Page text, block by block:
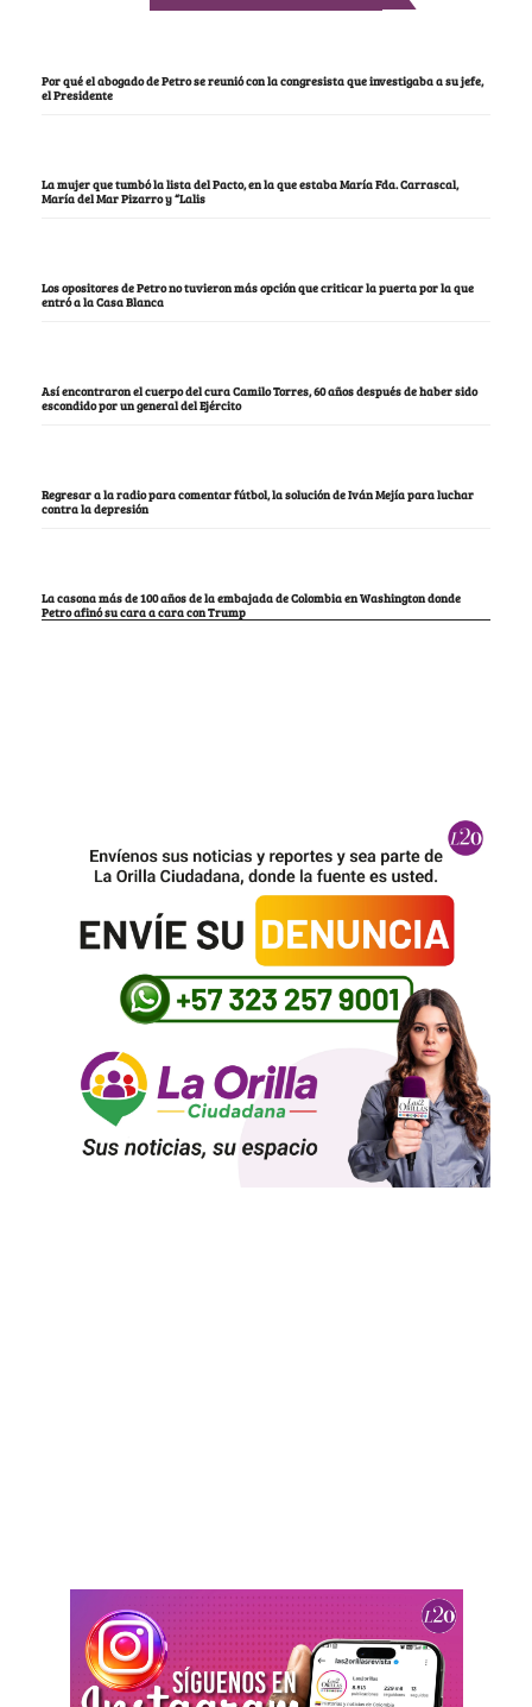
Por qué el abogado de Petro se reunió con la congresista que investigaba a su jefe,
el Presidente
La mujer que tumbó la lista del Pacto, en la que estaba María Fda. Carrascal,
María del Mar Pizarro y “Lalis
Los opositores de Petro no tuvieron más opción que criticar la puerta por la que
entró a la Casa Blanca
Así encontraron el cuerpo del cura Camilo Torres, 60 años después de haber sido
escondido por un general del Ejército
Regresar a la radio para comentar fútbol, la solución de Iván Mejía para luchar
contra la depresión
La casona más de 100 años de la embajada de Colombia en Washington donde
Petro afinó su cara a cara con Trump